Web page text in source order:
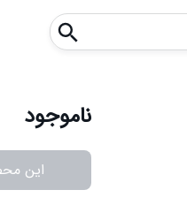
ناموجود
این